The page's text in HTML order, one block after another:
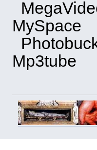
MySpace
Mp3tube